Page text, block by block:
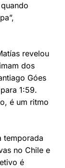
revelou
dos
Góes
1:59.
é um ritmo
temporada
no Chile e
é